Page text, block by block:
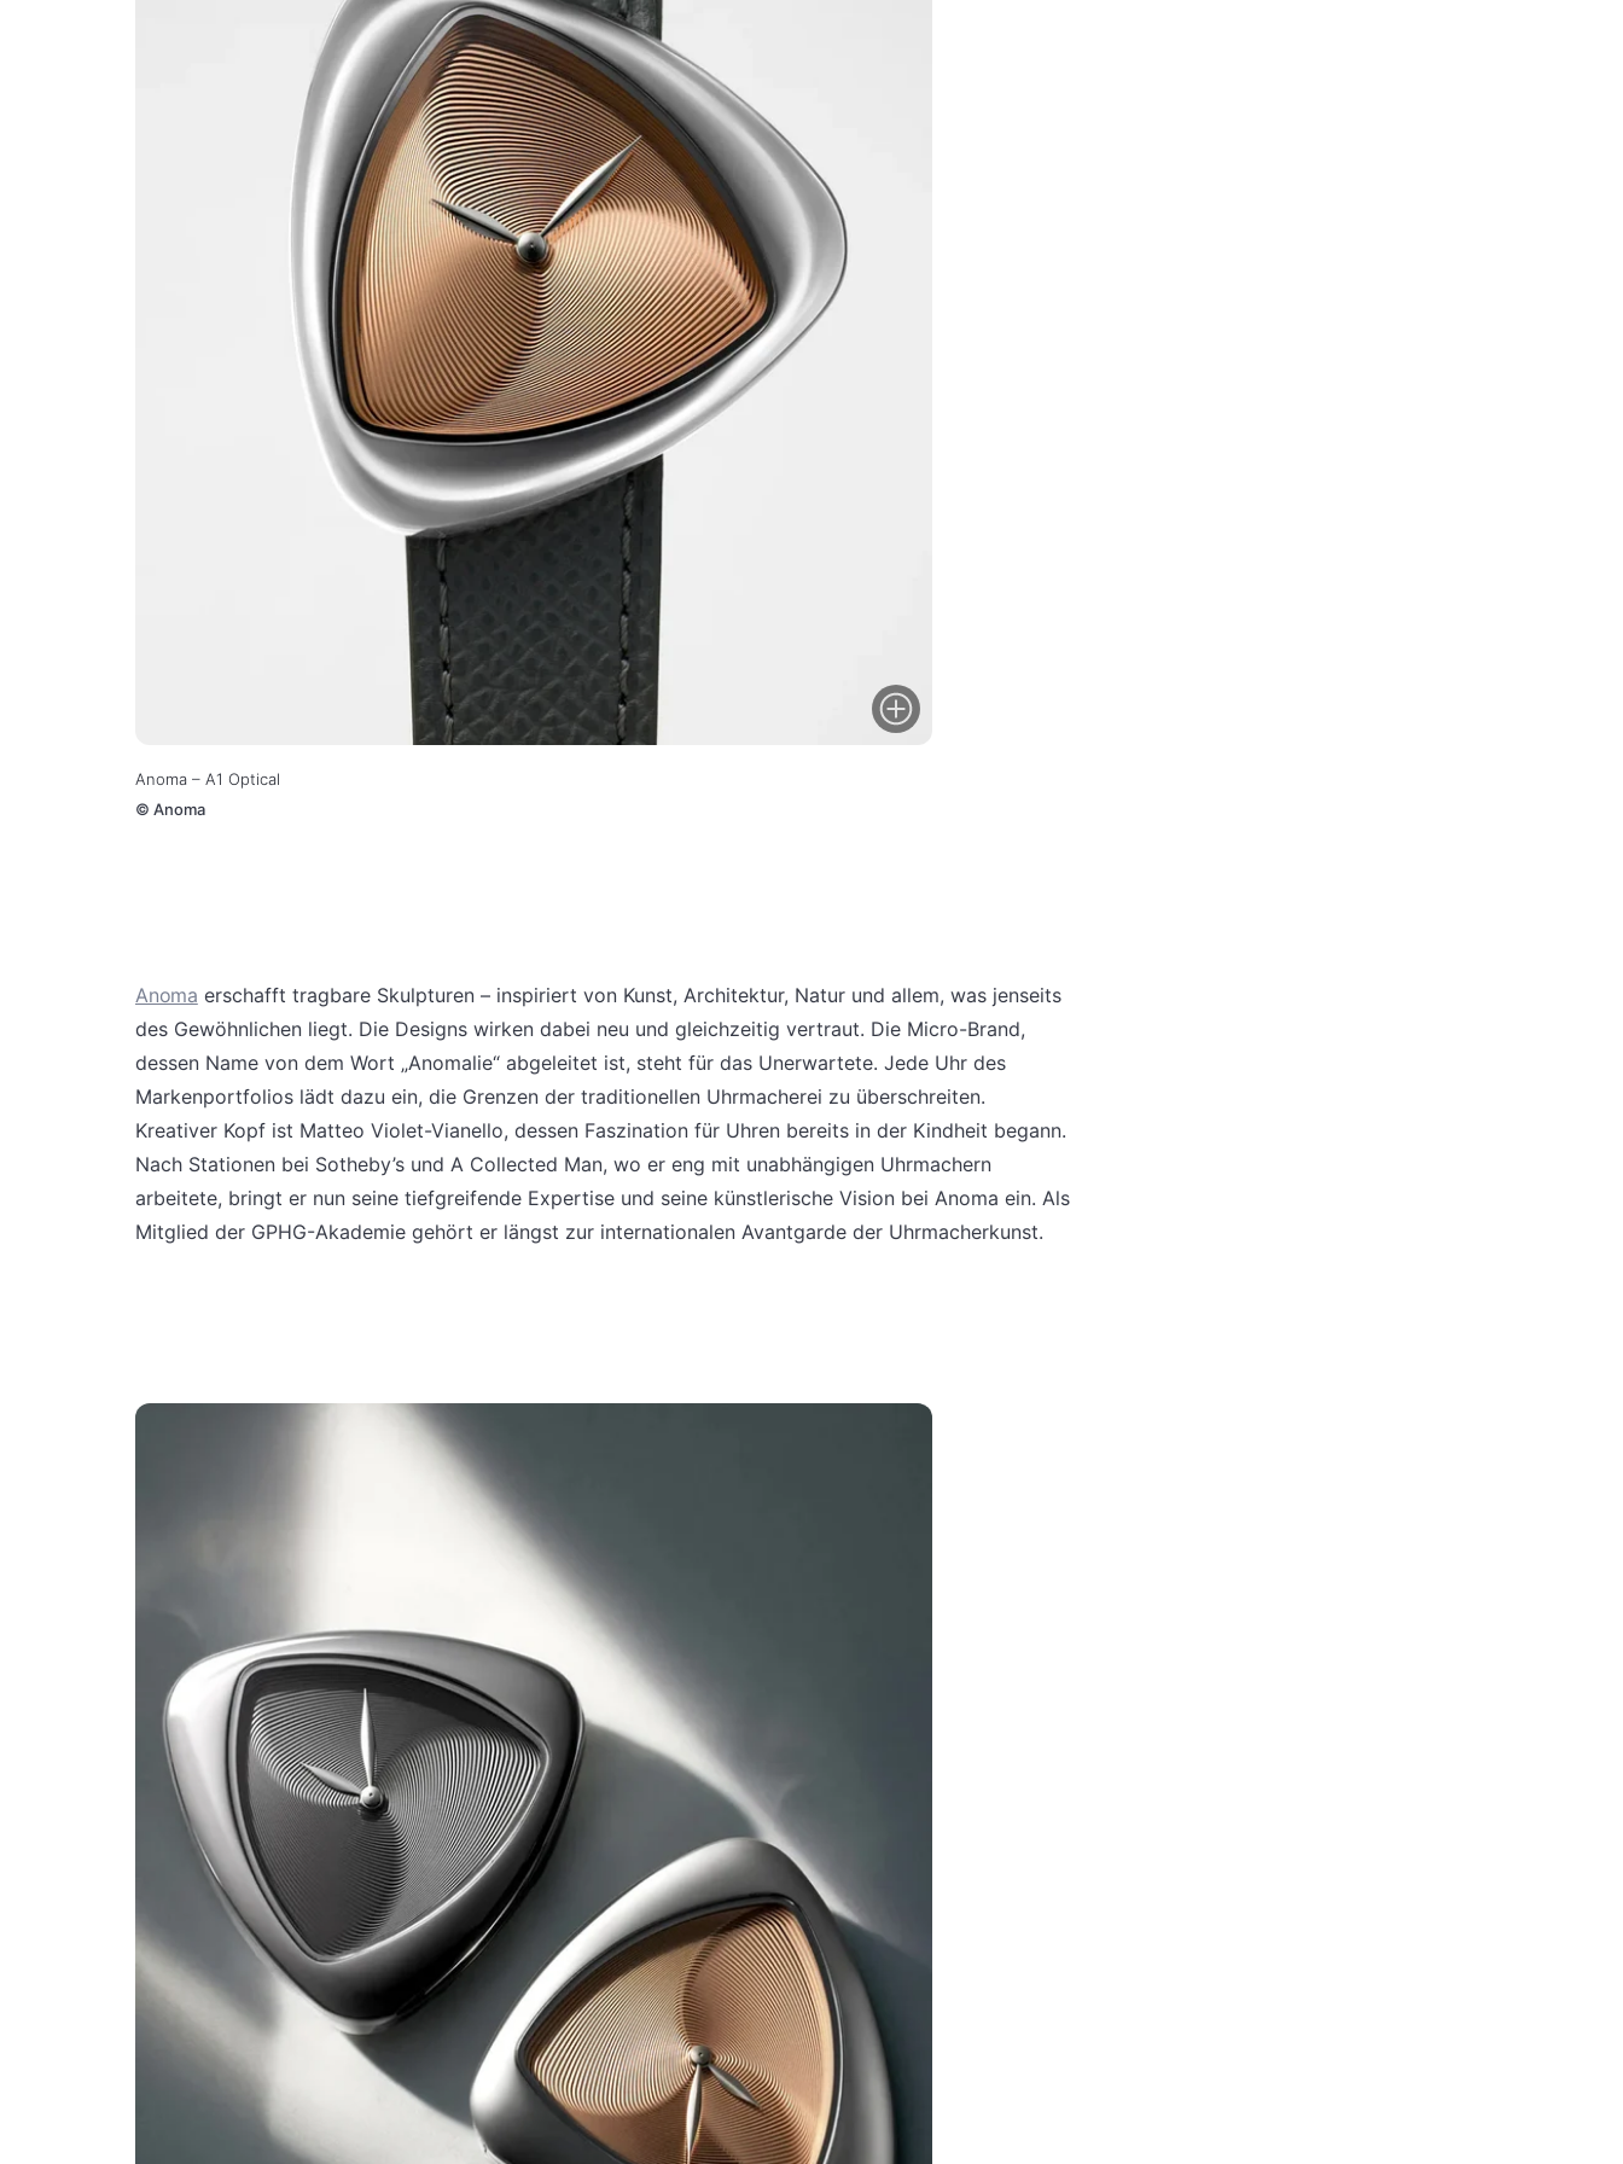
Anoma – A1 Optical
© Anoma
Anoma erschafft tragbare Skulpturen – inspiriert von Kunst, Architektur, Natur und allem, was jenseits
des Gewöhnlichen liegt. Die Designs wirken dabei neu und gleichzeitig vertraut. Die Micro-Brand,
dessen Name von dem Wort „Anomalie“ abgeleitet ist, steht für das Unerwartete. Jede Uhr des
Markenportfolios lädt dazu ein, die Grenzen der traditionellen Uhrmacherei zu überschreiten.
Kreativer Kopf ist Matteo Violet-Vianello, dessen Faszination für Uhren bereits in der Kindheit begann.
Nach Stationen bei Sotheby’s und A Collected Man, wo er eng mit unabhängigen Uhrmachern
arbeitete, bringt er nun seine tiefgreifende Expertise und seine künstlerische Vision bei Anoma ein. Als
Mitglied der GPHG-Akademie gehört er längst zur internationalen Avantgarde der Uhrmacherkunst.